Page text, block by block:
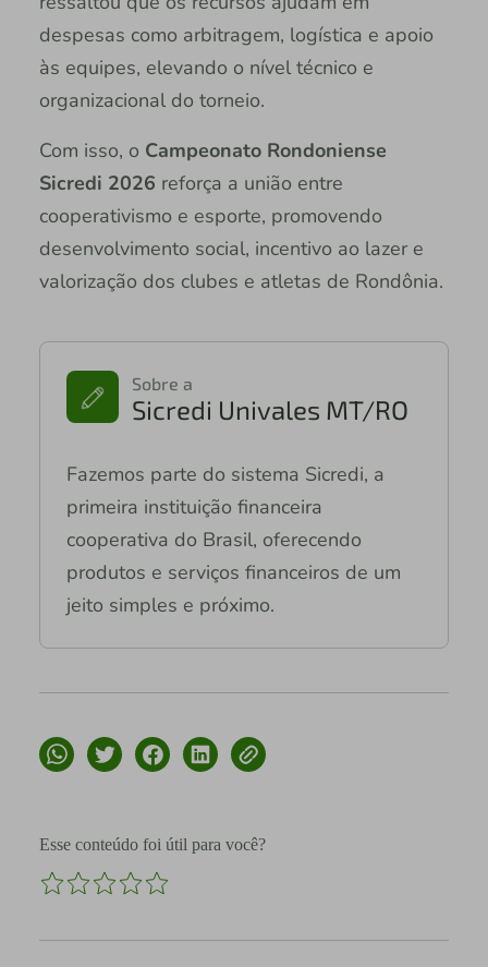
despesas como arbitragem, logística e apoio
às equipes, elevando o nível técnico e
organizacional do torneio.
Com isso, o Campeonato Rondoniense
Sicredi 2026 reforça a união entre
cooperativismo e esporte, promovendo
desenvolvimento social, incentivo ao lazer e
valorização dos clubes e atletas de Rondônia.
Sobre a
Sicredi Univales MT/RO
Fazemos parte do sistema Sicredi, a
primeira instituição financeira
cooperativa do Brasil, oferecendo
produtos e serviços financeiros de um
jeito simples e próximo.
Esse conteúdo foi útil para você?